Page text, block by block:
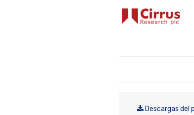
Descargas del